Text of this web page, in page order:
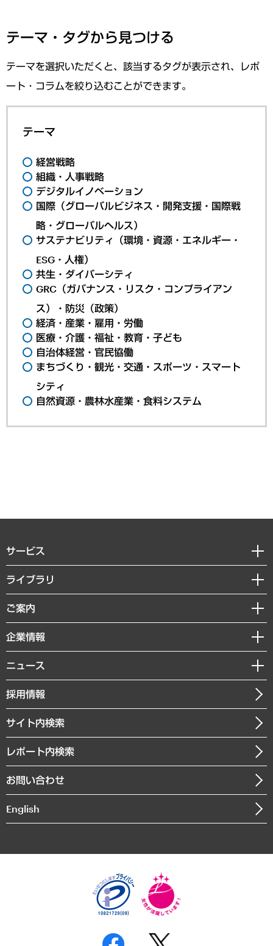
テーマ・タグから見つける
テーマを選択いただくと、該当するタグが表示され、レポ
ート・コラムを絞り込むことができます。
テーマ
経営戦略
組織・人事戦略
デジタルイノベーション
国際（グローバルビジネス・開発支援・国際戦
略・グローバルヘルス）
サステナビリティ（環境・資源・エネルギー・
ESG・人権）
共生・ダイバーシティ
GRC（ガバナンス・リスク・コンプライアン
ス）・防災（政策）
経済・産業・雇用・労働
医療・介護・福祉・教育・子ども
自治体経営・官民協働
まちづくり・観光・交通・スポーツ・スマート
シティ
自然資源・農林水産業・食料システム
サービス
経営戦略
組織・人事戦略
デジタルイノベーション
共生・ダイバーシティ
GRC（ガバナンス・リスク・コンプライアンス）・防災（政策）
経済・産業・雇用・労働
まちづくり・観光・交通・スポーツ・スマートシティ
自然資源・農林水産業・食料システム
ライブラリ
経済調査
レポート
コラム
経営用語集
受託・受注実績（官公庁関連）
メディア掲載・出演
ご案内
セミナー・イベント情報
MUFGビジネスセミナー
受託案件情報
企業情報
私たちの想い
社長メッセージ
会社概要
沿革
組織図・本部部室紹介
インドネシア現地法人
個人情報保護方針
反社会的勢力に対する基本方針
ニュース
ニュースリリース
お知らせ
採用情報
サイト内検索
レポート内検索
お問い合わせ
English